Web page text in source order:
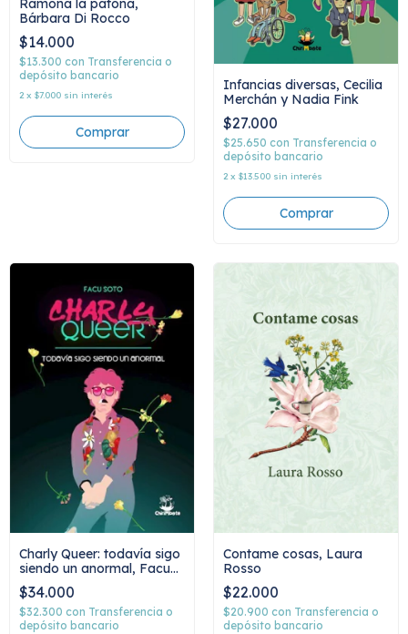
Ramona la patona,
Bárbara Di Rocco
$14.000
$13.300 con Transferencia o
depósito bancario
2 x $7.000 sin interés
Infancias diversas, Cecilia
Merchán y Nadia Fink
$27.000
$25.650 con Transferencia o
depósito bancario
2 x $13.500 sin interés
Charly Queer: todavía sigo
siendo un anormal, Facu
Soto
$34.000
$32.300 con Transferencia o
depósito bancario
Contame cosas, Laura
Rosso
$22.000
$20.900 con Transferencia o
depósito bancario